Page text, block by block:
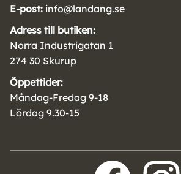
E-post: info@landang.se
Adress till butiken:
Norra Industrigatan 1
274 30 Skurup
Öppettider:
Måndag-Fredag 9-18
Lördag 9.30-15